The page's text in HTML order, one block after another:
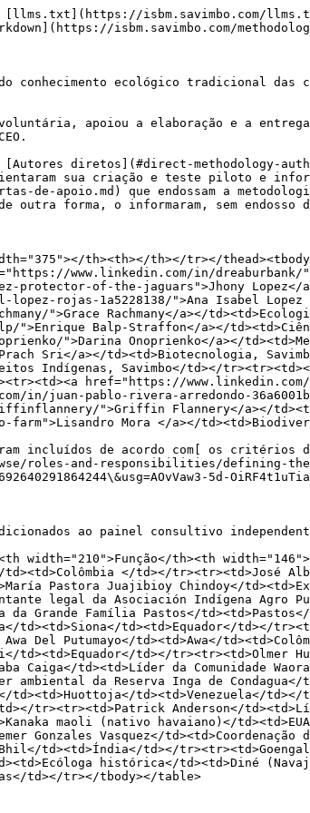
[llms.txt](https://isbm.savimbo.com/
isbm.savimbo.com/
ecológico tradicional das
apoiou a elaboração e a
[Autores diretos](#direct-methodology-
sua criação e teste piloto e
de-apoio.md) que endossam a
outra forma, o informaram, sem endosso
th><th></th></tr></
www.linkedin.com/in/dreaburbank/
protector-of-the-jaguars">Jhony Lopez</
rojas-1a5228138/">Ana Isabel Lopez
">Grace Rachmany</a></
Balp-Straffon</a></
">Darina Onoprienko</a></
Sri</a></td><td>Biotecnologia,
Indígenas, Savimbo</td></
href="https://
in/juan-pablo-rivera-arredondo-
">Griffin Flannery</a></
Mora </a></
incluídos de acordo com[ os critérios
roles-and-responsibilities/defining-
5d-
ao painel consultivo
width="210">Função</th><th
</td></tr><tr><td>José
Pastora Juajibioy Chindoy</
legal da Asociación Indígena Agro
da Grande Família Pastos</
td><td>Siona</td><td>Equador</td></
Del Putumayo</td><td>Awa</
td><td>Equador</td></tr><tr><td>Olmer
Caiga</td><td>Líder da Comunidade
ambiental da Reserva Inga de
td><td>Huottoja</td><td>Venezuela</
td></tr><tr><td>Patrick Anderson</
maoli (nativo havaiano)</
Gonzales Vasquez</
td><td>Índia</td></
histórica</td><td>Diné
td></tr></tbody></table>